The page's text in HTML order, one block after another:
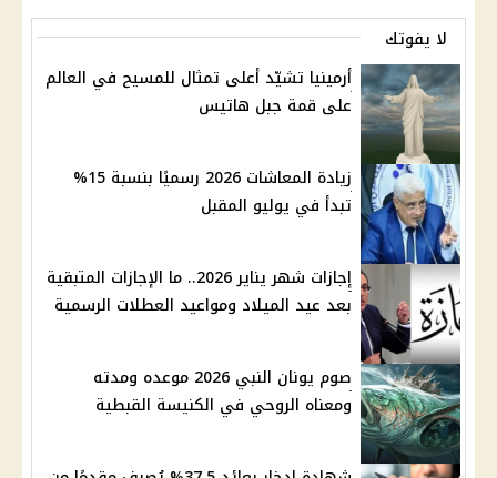
لا يفوتك
أرمينيا تشيّد أعلى تمثال للمسيح في العالم
على قمة جبل هاتيس
زيادة المعاشات 2026 رسميًا بنسبة 15%
تبدأ في يوليو المقبل
إجازات شهر يناير 2026.. ما الإجازات المتبقية
بعد عيد الميلاد ومواعيد العطلات الرسمية
صوم يونان النبي 2026 موعده ومدته
ومعناه الروحي في الكنيسة القبطية